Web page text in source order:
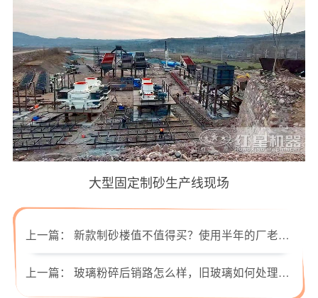
大型固定制砂生产线现场
上一篇： 新款制砂楼值不值得买？使用半年的厂老板告诉您
上一篇： 玻璃粉碎后销路怎么样，旧玻璃如何处理才能获得更大收益